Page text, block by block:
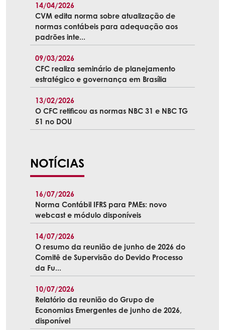
14/04/2026
CVM edita norma sobre atualização de
normas contábeis para adequação aos
padrões inte...
09/03/2026
CFC realiza seminário de planejamento
estratégico e governança em Brasília
13/02/2026
O CFC retificou as normas NBC 31 e NBC TG
51 no DOU
NOTÍCIAS
16/07/2026
Norma Contábil IFRS para PMEs: novo
webcast e módulo disponíveis
14/07/2026
O resumo da reunião de junho de 2026 do
Comitê de Supervisão do Devido Processo
da Fu...
10/07/2026
Relatório da reunião do Grupo de
Economias Emergentes de junho de 2026,
disponível